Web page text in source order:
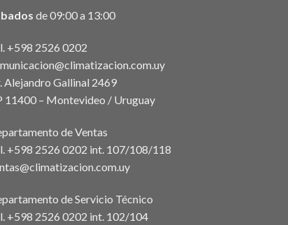
de 09:00 a 13:00
+598 2526 0202
Alejandro Gallinal 2469
11400 – Montevideo / Uruguay
de Ventas
+598 2526 0202 int. 107/108/118
de Servicio Técnico
+598 2526 0202 int. 102/104